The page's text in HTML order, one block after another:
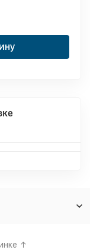
↑